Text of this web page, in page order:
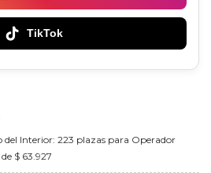
TikTok
del Interior: 223 plazas para Operador
$ 63.927